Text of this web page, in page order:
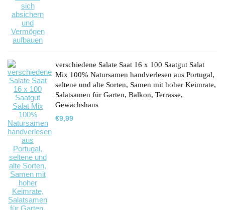
verschiedene Salate Saat 16 x 100 Saatgut Salat
Mix 100% Natursamen handverlesen aus Portugal,
seltene und alte Sorten, Samen mit hoher Keimrate,
Salatsamen für Garten, Balkon, Terrasse,
Gewächshaus
€9,99